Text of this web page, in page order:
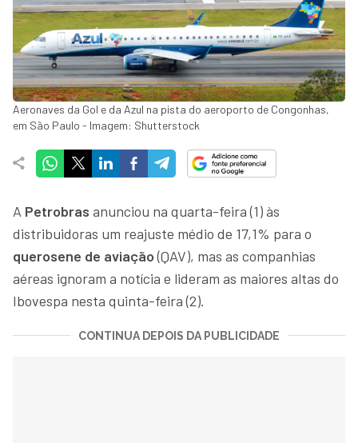
Aeronaves da Gol e da Azul na pista do aeroporto de Congonhas,
em São Paulo - Imagem: Shutterstock
A Petrobras anunciou na quarta-feira (1) às
distribuidoras um reajuste médio de 17,1% para o
querosene de aviação(QAV), mas as companhias
aéreas ignoram a notícia e lideram as maiores altas do
Ibovespa nesta quinta-feira (2).
CONTINUA DEPOIS DA PUBLICIDADE